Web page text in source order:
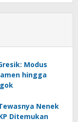
Modus
hingga
Nenek
Ditemukan